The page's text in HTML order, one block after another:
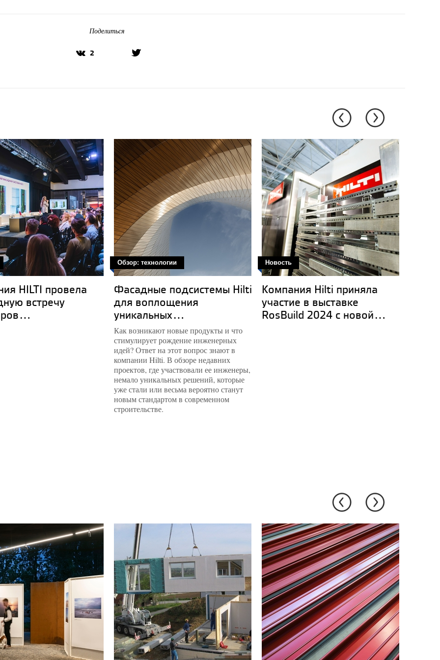
Поделиться
2
HILTI провела
встречу
Обзор: технологии
Фасадные подсистемы Hilti
для воплощения
уникальных...
Как возникают новые продукты и что
стимулирует рождение инженерных
идей? Ответ на этот вопрос знают в
компании Hilti. В обзоре недавних
проектов, где участвовали ее инженеры,
немало уникальных решений, которые
уже стали или весьма вероятно станут
новым стандартом в современном
строительстве.
Новость
Компания Hilti приняла
участие в выставке
RosBuild 2024 с новой...